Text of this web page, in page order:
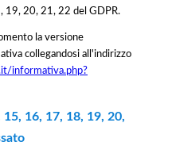
19, 20, 21, 22 del GDPR.
la versione
collegandosi all'indirizzo
informativa.php?
16, 17, 18, 19, 20,